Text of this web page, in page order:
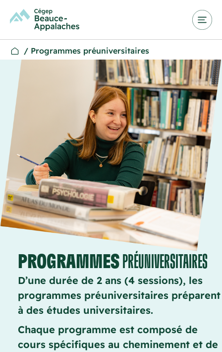
/ Programmes préuniversitaires
PROGRAMMES PRÉUNIVERSITAIRES
D’une durée de 2 ans (4 sessions), les
programmes préuniversitaires préparent
à des études universitaires.
Chaque programme est composé de
cours spécifiques au cheminement et de